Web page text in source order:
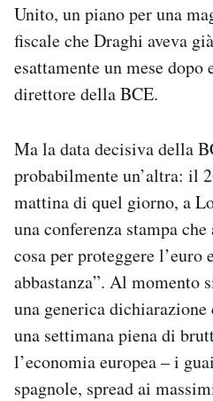
Unito, un piano per una
fiscale che Draghi aveva
esattamente un mese dopo
direttore della BCE.
Ma la data decisiva della
probabilmente un’altra: il
mattina di quel giorno, a
una conferenza stampa
cosa per proteggere l’euro
abbastanza”. Al momento
una generica
una settimana piena di
l’economia europea – i
spagnole, spread ai